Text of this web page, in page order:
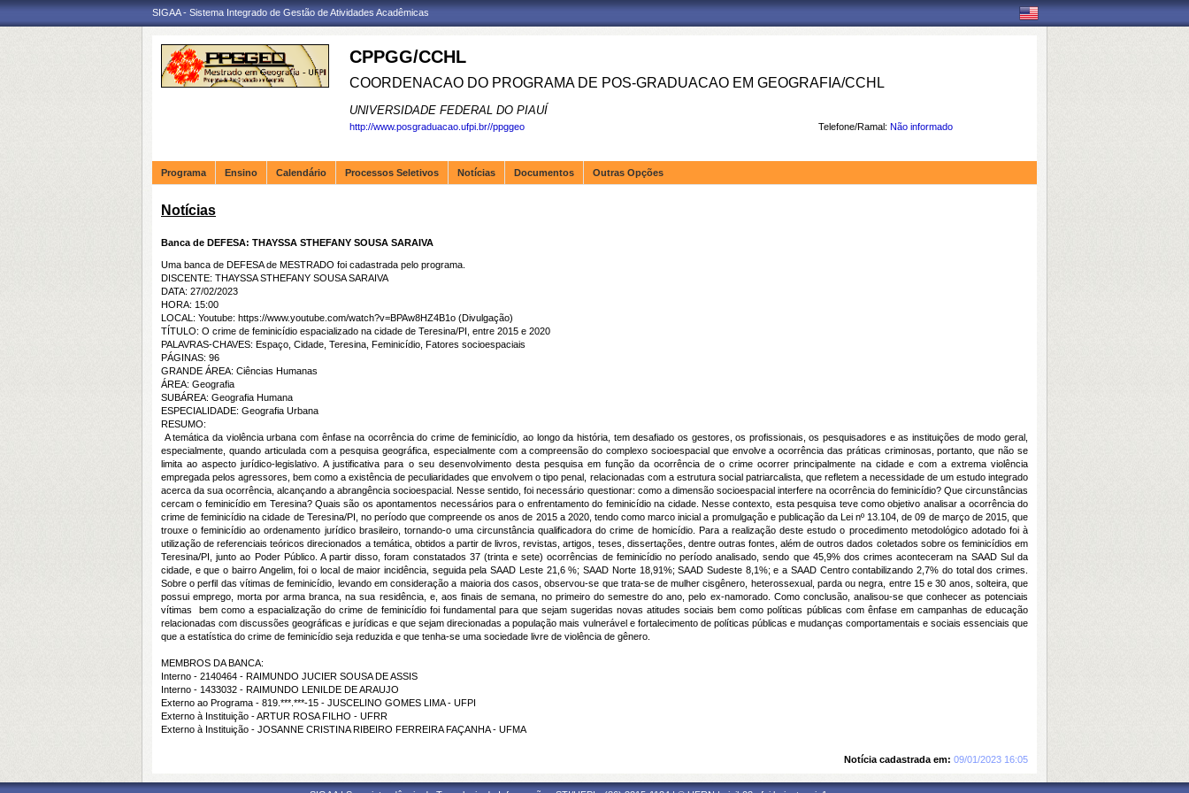
SIGAA - Sistema Integrado de Gestão de Atividades Acadêmicas
CPPGG/CCHL
COORDENACAO DO PROGRAMA DE POS-GRADUACAO EM GEOGRAFIA/CCHL
UNIVERSIDADE FEDERAL DO PIAUÍ
Telefone/Ramal: Não informado
http://www.posgraduacao.ufpi.br//ppggeo
Programa Ensino Calendário Processos Seletivos Notícias Documentos Outras Opções
Notícias
Banca de DEFESA: THAYSSA STHEFANY SOUSA SARAIVA
Uma banca de DEFESA de MESTRADO foi cadastrada pelo programa.
DISCENTE: THAYSSA STHEFANY SOUSA SARAIVA
DATA: 27/02/2023
HORA: 15:00
LOCAL: Youtube: https://www.youtube.com/watch?v=BPAw8HZ4B1o (Divulgação)
TÍTULO: O crime de feminicídio espacializado na cidade de Teresina/PI, entre 2015 e 2020
PALAVRAS-CHAVES: Espaço, Cidade, Teresina, Feminicídio, Fatores socioespaciais
PÁGINAS: 96
GRANDE ÁREA: Ciências Humanas
ÁREA: Geografia
SUBÁREA: Geografia Humana
ESPECIALIDADE: Geografia Urbana
RESUMO:
A temática da violência urbana com ênfase na ocorrência do crime de feminicídio, ao longo da história, tem desafiado os gestores, os profissionais, os pesquisadores e as instituições de modo geral,
especialmente, quando articulada com a pesquisa geográfica, especialmente com a compreensão do complexo socioespacial que envolve a ocorrência das práticas criminosas, portanto, que não se
limita ao aspecto jurídico-legislativo. A justificativa para o seu desenvolvimento desta pesquisa em função da ocorrência de o crime ocorrer principalmente na cidade e com a extrema violência
empregada pelos agressores, bem como a existência de peculiaridades que envolvem o tipo penal, relacionadas com a estrutura social patriarcalista, que refletem a necessidade de um estudo integrado
acerca da sua ocorrência, alcançando a abrangência socioespacial. Nesse sentido, foi necessário questionar: como a dimensão socioespacial interfere na ocorrência do feminicídio? Que circunstâncias
cercam o feminicídio em Teresina? Quais são os apontamentos necessários para o enfrentamento do feminicídio na cidade. Nesse contexto, esta pesquisa teve como objetivo analisar a ocorrência do
crime de feminicídio na cidade de Teresina/PI, no período que compreende os anos de 2015 a 2020, tendo como marco inicial a promulgação e publicação da Lei nº 13.104, de 09 de março de 2015, que
trouxe o feminicídio ao ordenamento jurídico brasileiro, tornando-o uma circunstância qualificadora do crime de homicídio. Para a realização deste estudo o procedimento metodológico adotado foi à
utilização de referenciais teóricos direcionados a temática, obtidos a partir de livros, revistas, artigos, teses, dissertações, dentre outras fontes, além de outros dados coletados sobre os feminicídios em
Teresina/PI, junto ao Poder Público. A partir disso, foram constatados 37 (trinta e sete) ocorrências de feminicídio no período analisado, sendo que 45,9% dos crimes aconteceram na SAAD Sul da
cidade, e que o bairro Angelim, foi o local de maior incidência, seguida pela SAAD Leste 21,6 %; SAAD Norte 18,91%; SAAD Sudeste 8,1%; e a SAAD Centro contabilizando 2,7% do total dos crimes.
Sobre o perfil das vítimas de feminicídio, levando em consideração a maioria dos casos, observou-se que trata-se de mulher cisgênero, heterossexual, parda ou negra, entre 15 e 30 anos, solteira, que
possui emprego, morta por arma branca, na sua residência, e, aos finais de semana, no primeiro do semestre do ano, pelo ex-namorado. Como conclusão, analisou-se que conhecer as potenciais
vítimas bem como a espacialização do crime de feminicídio foi fundamental para que sejam sugeridas novas atitudes sociais bem como políticas públicas com ênfase em campanhas de educação
relacionadas com discussões geográficas e jurídicas e que sejam direcionadas a população mais vulnerável e fortalecimento de políticas públicas e mudanças comportamentais e sociais essenciais que
que a estatística do crime de feminicídio seja reduzida e que tenha-se uma sociedade livre de violência de gênero.
MEMBROS DA BANCA:
Interno - 2140464 - RAIMUNDO JUCIER SOUSA DE ASSIS
Interno - 1433032 - RAIMUNDO LENILDE DE ARAUJO
Externo ao Programa - 819.***.***-15 - JUSCELINO GOMES LIMA - UFPI
Externo à Instituição - ARTUR ROSA FILHO - UFRR
Externo à Instituição - JOSANNE CRISTINA RIBEIRO FERREIRA FAÇANHA - UFMA
Notícia cadastrada em: 09/01/2023 16:05